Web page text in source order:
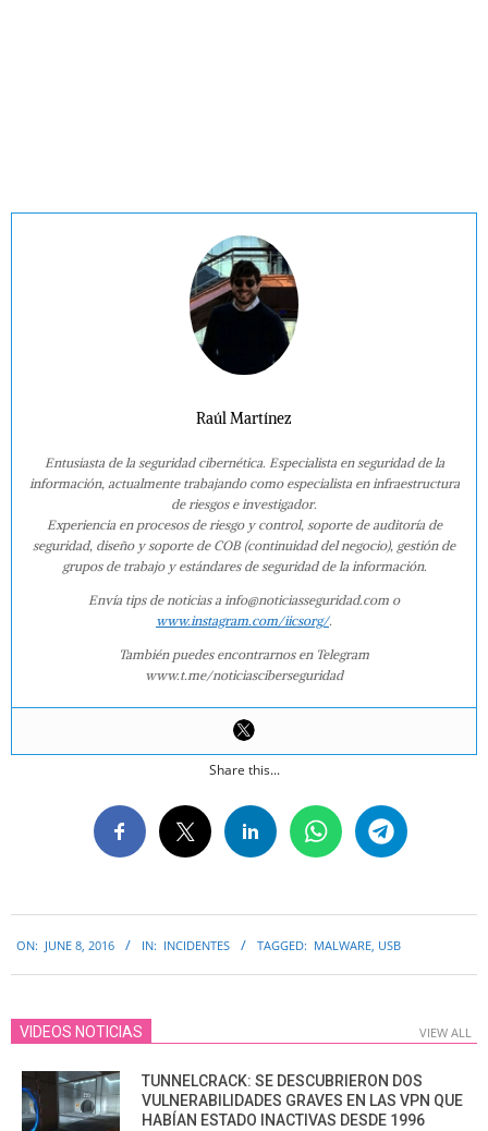
Raúl Martínez
Entusiasta de la seguridad cibernética. Especialista en seguridad de la
información, actualmente trabajando como especialista en infraestructura
de riesgos e investigador.
Experiencia en procesos de riesgo y control, soporte de auditoría de
seguridad, diseño y soporte de COB (continuidad del negocio), gestión de
grupos de trabajo y estándares de seguridad de la información.
Envía tips de noticias a info@noticiasseguridad.com o
www.instagram.com/iicsorg/.
También puedes encontrarnos en Telegram
www.t.me/noticiasciberseguridad
Share this...
06-
08
ON: JUNE 8, 2016 IN: INCIDENTES TAGGED: MALWARE USB
VIDEOS NOTICIAS VIEW ALL
TUNNELCRACK: SE DESCUBRIERON DOS
VULNERABILIDADES GRAVES EN LAS VPN QUE
HABÍAN ESTADO INACTIVAS DESDE 1996